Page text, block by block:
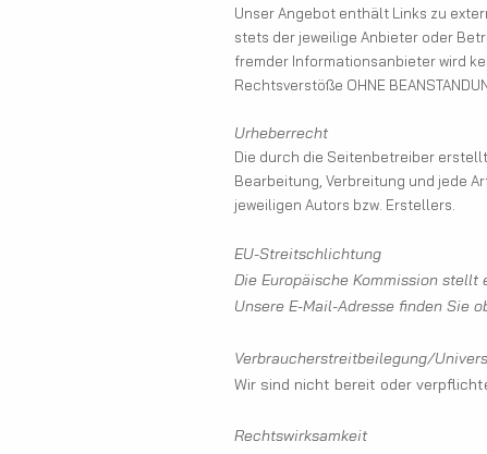
Unser Angebot enthält Links zu
stets der jeweilige Anbieter oder
fremder Informationsanbieter wird
Rechtsverstöße OHNE
Urheberrecht
Die durch die Seitenbetreiber
Bearbeitung, Verbreitung und jede
jeweiligen Autors bzw. Erstellers.
EU-Streitschlichtung
Die Europäische Kommission
Unsere E-Mail-Adresse finden Sie
Verbraucherstreitbeilegung/
Wir sind nicht bereit oder
Rechtswirksamkeit